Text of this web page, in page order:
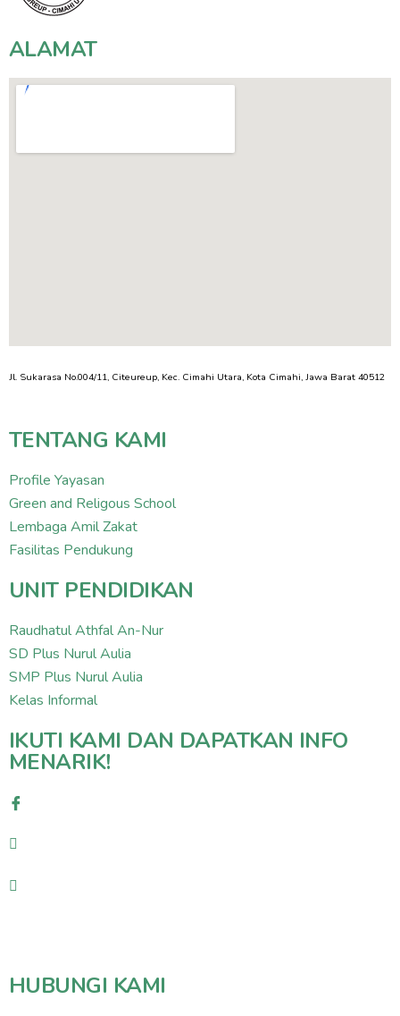
ALAMAT
Jl. Sukarasa No.004/11, Citeureup, Kec. Cimahi Utara, Kota Cimahi, Jawa Barat 40512
TENTANG KAMI
Profile Yayasan
Green and Religous School
Lembaga Amil Zakat
Fasilitas Pendukung
UNIT PENDIDIKAN
Raudhatul Athfal An-Nur
SD Plus Nurul Aulia
SMP Plus Nurul Aulia
Kelas Informal
IKUTI KAMI DAN DAPATKAN INFO
MENARIK!
HUBUNGI KAMI